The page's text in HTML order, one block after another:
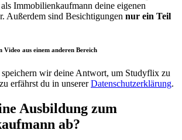
Immobilienkaufmann deine eigenen
Außerdem sind Besichtigungen nur ein Teil
aus einem anderen Bereich
wir deine Antwort, um Studyflix zu
erfährst du in unsererDatenschutzerklärung.
Ausbildung zum
ab?